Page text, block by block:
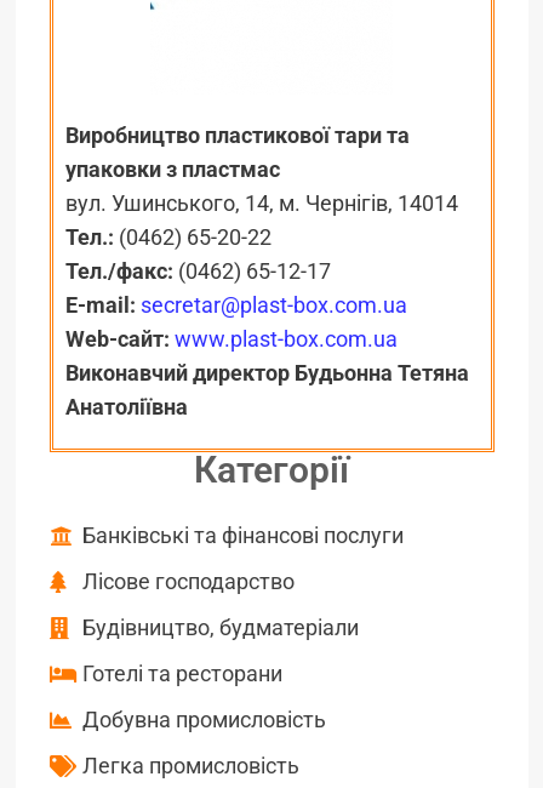
Виробництво пластикової тари та
упаковки з пластмас
вул. Ушинського, 14, м. Чернігів, 14014
Тел.: (0462) 65-20-22
Тел./факс: (0462) 65-12-17
E-mail: secretar@plast-box.com.ua
Web-сайт: www.plast-box.com.ua
Виконавчий директор Будьонна Тетяна
Анатоліївна
Категорії
Банківські та фінансові послуги
Лісове господарство
Будівництво, будматеріали
Готелі та ресторани
Добувна промисловість
Легка промисловість